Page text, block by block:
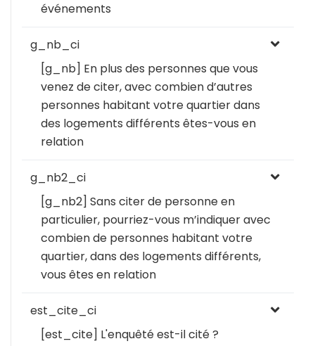
événements
g_nb_ci
[g_nb] En plus des personnes que vous
venez de citer, avec combien d’autres
personnes habitant votre quartier dans
des logements différents êtes-vous en
relation
g_nb2_ci
[g_nb2] Sans citer de personne en
particulier, pourriez-vous m’indiquer avec
combien de personnes habitant votre
quartier, dans des logements différents,
vous êtes en relation
est_cite_ci
[est_cite] L'enquêté est-il cité ?